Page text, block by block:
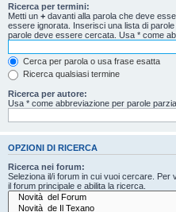
Ricerca per termini:
Metti un + davanti alla parola che deve
essere ignorata. Inserisci una lista di
parole deve essere cercata. Usa * come
Cerca per parola o usa frase esatta
Ricerca qualsiasi termine
Ricerca per autore:
Usa * come abbreviazione per parole
OPZIONI DI RICERCA
Ricerca nei forum:
Seleziona il/i forum in cui vuoi cercare.
il forum principale e abilita la ricerca.